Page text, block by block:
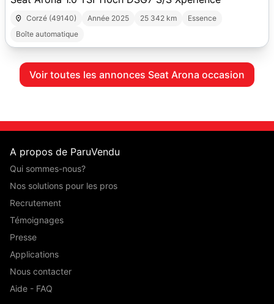
Corzé (49140) Année 2025 25 342 km
Essence
Boîte automatique
Voir toutes les annonces Seat Arona occasion
A propos de ParuVendu
Qui sommes-nous?
Nos solutions pour les pros
Recrutement
Témoignages
Presse
Applications
Nous contacter
Aide - FAQ